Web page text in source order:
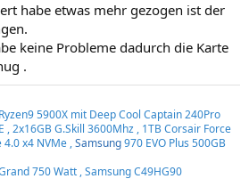
habe etwas mehr gezogen ist der
keine Probleme dadurch die Karte
.
Ryzen9 5900X mit Deep Cool Captain 240Pro
, 2x16GB G.Skill 3600Mhz , 1TB Corsair Force
4.0 x4 NVMe ,Samsung970 EVO Plus 500GB
750 Watt , Samsung C49HG90